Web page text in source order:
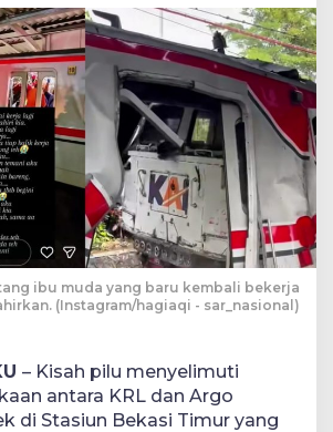
Hari
Pertama
Usai
Cuti
Lahiran
ibu muda yang baru kembali bekerja
(Instagram/hagiaqi - sar_nasional)
– Kisah pilu menyelimuti
antara KRL dan Argo
di Stasiun Bekasi Timur yang